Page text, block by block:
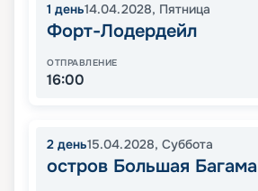
1 день14.04.2028, Пятница
Форт-Лодердейл
ОТПРАВЛЕНИЕ
16:00
2 день15.04.2028, Суббота
остров Большая Багама